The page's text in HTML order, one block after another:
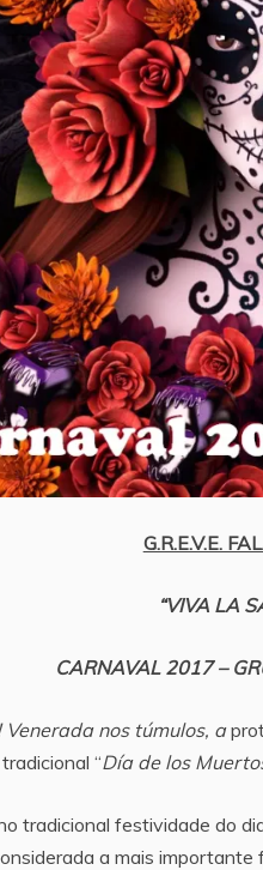
G.R.E.V.E.
“VIVA LA
CARNAVAL 2017 –
Venerada nos túmulos, a
“Día de los
tradicional festividade do
a mais